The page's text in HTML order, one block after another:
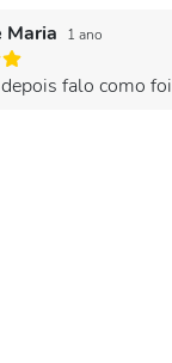
Maria 1 ano
falo como foi